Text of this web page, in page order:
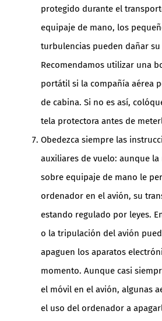
protegido durante el
equipaje de mano, los
turbulencias pueden dañar su
Recomendamos utilizar una
portátil si la compañía aérea
de cabina. Si no es así,
tela protectora antes de
Obedezca siempre las
auxiliares de vuelo: aunque la
sobre equipaje de mano le
ordenador en el avión, su
estando regulado por leyes.
o la tripulación del avión
apaguen los aparatos
momento. Aunque casi
el móvil en el avión, algunas
el uso del ordenador a